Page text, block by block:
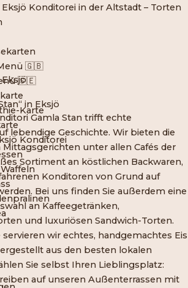
🇬🇧
🇸🇪
Karte
Konditorei
in Eksjö
Gamla Stan trifft echte
lebendige Geschichte. Wir bieten die
unter allen Cafés der
Sortiment an köstlichen Backwaren,
Konditoren von Grund auf
Bei uns finden Sie außerdem eine
an Kaffeegetränken,
und luxuriösen Sandwich-Torten.
wir echtes, handgemachtes Eis
aus den besten lokalen
Sie selbst Ihren Lieblingsplatz:
auf unseren Außenterrassen mit